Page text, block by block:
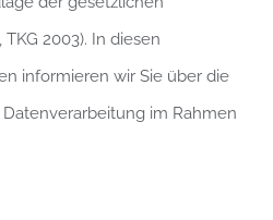
2003). In diesen
informieren wir Sie über die
im Rahmen